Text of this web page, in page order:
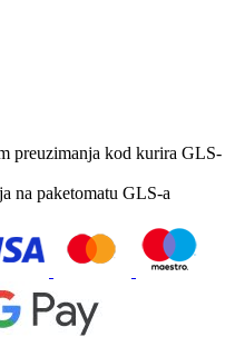
preuzimanja kod kurira GLS-
na paketomatu GLS-a